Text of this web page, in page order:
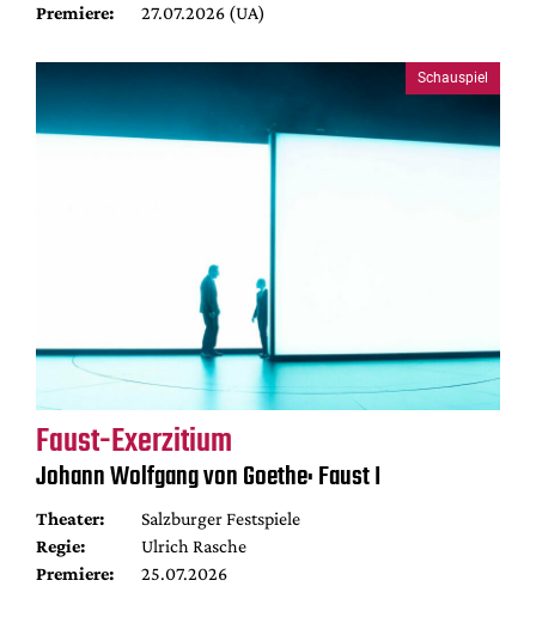
Premiere:
27.07.2026 (UA)
Schauspiel
Faust-Exerzitium
Johann Wolfgang von Goethe: Faust I
Theater:
Salzburger Festspiele
Regie:
Ulrich Rasche
Premiere:
25.07.2026